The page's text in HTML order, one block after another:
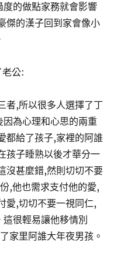
的做點家務就會影響
傑的漢子回到家會像小
公:
,所以很多人選擇了丁
為心理和心思的兩重
都給了孩子,家裡的阿誰
孩子睡熟以後才華分一
沒甚麼錯,然則切切不要
,他也需求支付他的愛,
愛,切切不要一視同仁,
很輕易讓他移情別
家里阿誰大年夜男孩。